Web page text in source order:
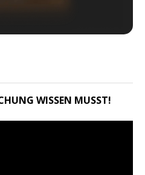
WISSEN MUSST!